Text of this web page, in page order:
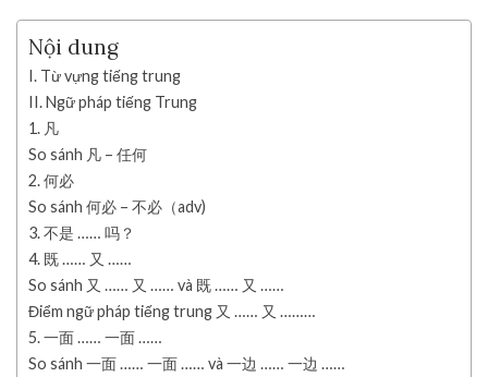
Nội dung
I. Từ vựng tiếng trung
II. Ngữ pháp tiếng Trung
1. 凡
So sánh 凡 – 任何
2. 何必
So sánh 何必 – 不必（adv)
3. 不是 …… 吗？
4. 既 …… 又 ……
So sánh 又 …… 又 …… và 既 …… 又 ……
Điểm ngữ pháp tiếng trung 又 …… 又 ………
5. 一面 …… 一面 ……
So sánh 一面 …… 一面 …… và 一边 …… 一边 ……